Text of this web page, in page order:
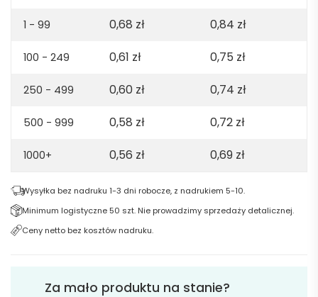
1 - 99 0,68 zł 0,84 zł
100 - 249 0,61 zł 0,75 zł
250 - 499 0,60 zł 0,74 zł
500 - 999 0,58 zł 0,72 zł
1000+ 0,56 zł 0,69 zł
Wysyłka bez nadruku 1-3 dni robocze, z nadrukiem 5-10.
Minimum logistyczne 50 szt. Nie prowadzimy sprzedaży detalicznej.
Ceny netto bez kosztów nadruku.
Za mało produktu na stanie?